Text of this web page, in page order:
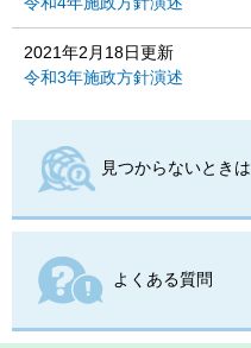
2021年2月18日更新
令和3年施政方針演述
見つからないときは
よくある質問